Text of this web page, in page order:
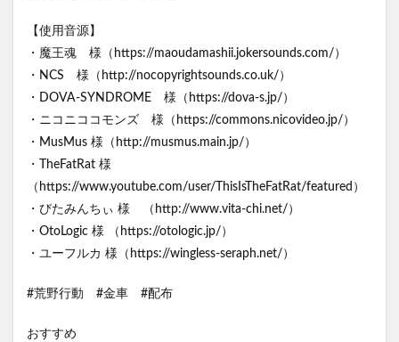
【使用音源】
・魔王魂 様（https://maoudamashii.jokersounds.com/）
・NCS 様（http://nocopyrightsounds.co.uk/）
・DOVA-SYNDROME 様（https://dova-s.jp/）
・ニコニココモンズ 様（https://commons.nicovideo.jp/）
・MusMus 様（http://musmus.main.jp/）
・TheFatRat 様
（https://www.youtube.com/user/ThisIsTheFatRat/featured）
・びたみんちぃ 様 （http://www.vita-chi.net/）
・OtoLogic 様 （https://otologic.jp/）
・ユーフルカ 様（https://wingless-seraph.net/）
#荒野行動 #金車 #配布
おすすめ